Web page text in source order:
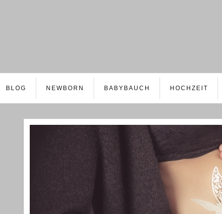
BLOG NEWBORN BABYBAUCH HOCHZEIT